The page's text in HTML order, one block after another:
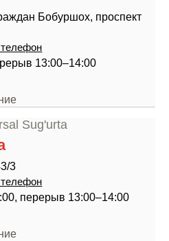
Бобуршох, проспект
телефон
13:00–14:00
3
телефон
перерыв 13:00–14:00